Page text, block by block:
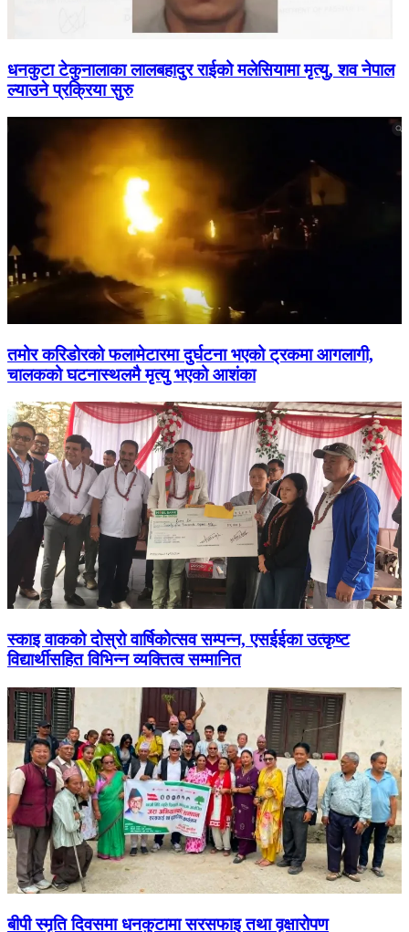
धनकुटा टेकुनालाका लालबहादुर राईको मलेसियामा मृत्यु, शव नेपाल
ल्याउने प्रक्रिया सुरु
तमोर करिडोरको फलामेटारमा दुर्घटना भएको ट्रकमा आगलागी,
चालकको घटनास्थलमै मृत्यु भएको आशंका
स्काइ वाकको दोस्रो वार्षिकोत्सव सम्पन्न, एसईईका उत्कृष्ट
विद्यार्थीसहित विभिन्न व्यक्तित्व सम्मानित
बीपी स्मृति दिवसमा धनकुटामा सरसफाइ तथा वृक्षारोपण